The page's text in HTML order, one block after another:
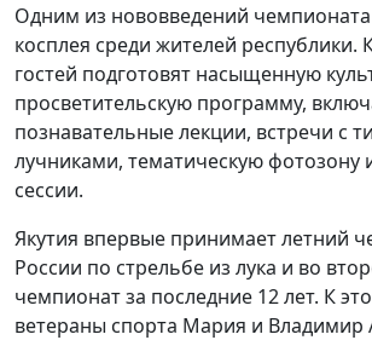
Одним из нововведений чемпионата
косплея среди жителей республики.
гостей подготовят насыщенную
просветительскую программу,
познавательные лекции, встречи с
лучниками, тематическую фотозону
сессии.
Якутия впервые принимает летний
России по стрельбе из лука и во
чемпионат за последние 12 лет. К
ветераны спорта Мария и Владимир